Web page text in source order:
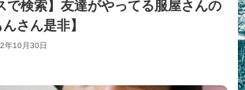
で検索】友達がやってる服屋さんの
さん是非】
年10月30日